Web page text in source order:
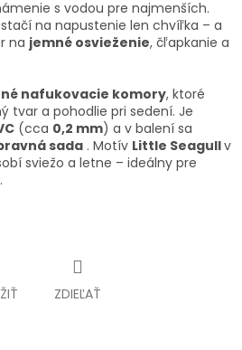
s vodou pre najmenších.
na napustenie len chvíľka – a
na jemné osvieženie, čľapkanie a
nafukovacie komory, ktoré
tvar a pohodlie pri sedení. Je
(cca 0,2 mm) a v balení sa
sada . Motív Little Seagullv
sviežo a letne – ideálny pre
ZDIEĽAŤ